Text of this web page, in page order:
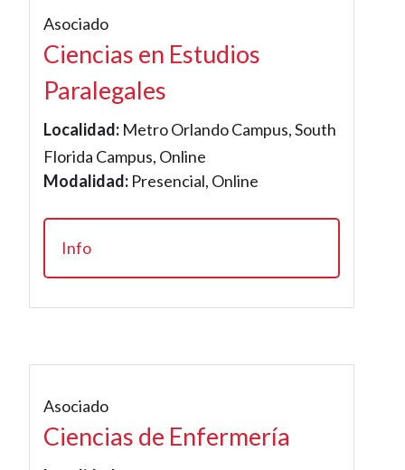
Asociado
Ciencias en Estudios
Paralegales
Localidad: Metro Orlando Campus, South
Florida Campus, Online
Modalidad: Presencial, Online
Info
Asociado
Ciencias de Enfermería